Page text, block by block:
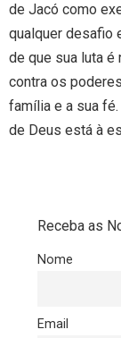
de Jacó como
qualquer desafio
de que sua luta é
contra os
família e a sua
de Deus está à
Receba as
Nome
Email